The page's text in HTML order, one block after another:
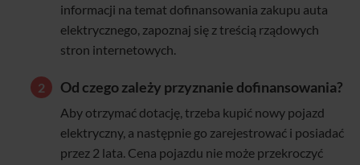
informacji na temat dofinansowania zakupu auta
elektrycznego, zapoznaj się z treścią rządowych
stron internetowych.
Od czego zależy przyznanie dofinansowania?
Aby otrzymać dotację, trzeba kupić nowy pojazd
elektryczny, a następnie go zarejestrować i posiadać
przez 2 lata. Cena pojazdu nie może przekroczyć